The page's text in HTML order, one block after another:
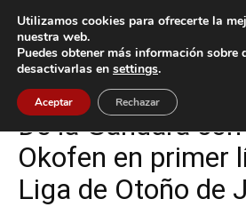
Inicio Baiona
Baiona Deportes
De la Gándara
Okofen en primer
Liga de Otoño de
Utilizamos cookies para ofrecerte la
nuestra web.
Puedes obtener más información
desactivarlas en settings.
Aceptar Rechazar